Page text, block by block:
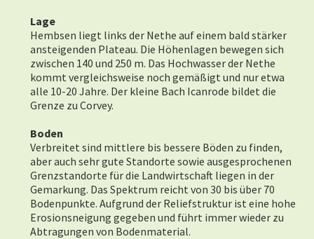
Lage
Hembsen liegt links der Nethe auf einem bald stärker
ansteigenden Plateau. Die Höhenlagen bewegen sich
zwischen 140 und 250 m. Das Hochwasser der Nethe
kommt vergleichsweise noch gemäßigt und nur etwa
alle 10-20 Jahre. Der kleine Bach Icanrode bildet die
Grenze zu Corvey.
Boden
Verbreitet sind mittlere bis bessere Böden zu finden,
aber auch sehr gute Standorte sowie ausgesprochenen
Grenzstandorte für die Landwirtschaft liegen in der
Gemarkung. Das Spektrum reicht von 30 bis über 70
Bodenpunkte. Aufgrund der Reliefstruktur ist eine hohe
Erosionsneigung gegeben und führt immer wieder zu
Abtragungen von Bodenmaterial.